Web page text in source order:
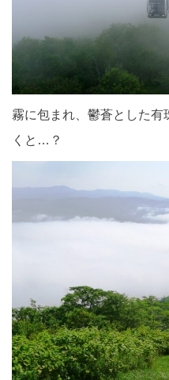
霧に包まれ、鬱蒼とした有
くと…？